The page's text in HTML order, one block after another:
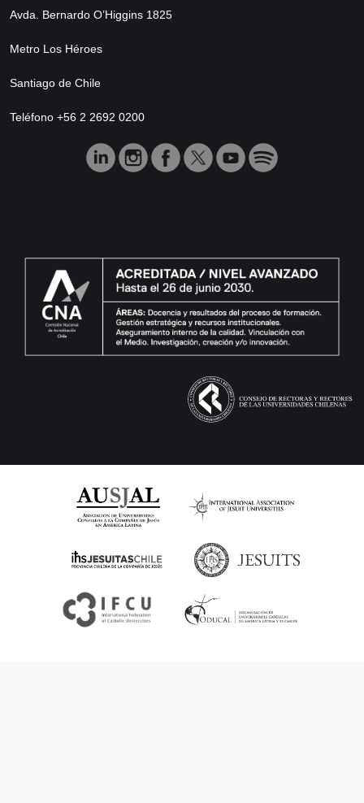
Avda. Bernardo O’Higgins 1825
Metro Los Héroes
Santiago de Chile
Teléfono +56 2 2692 0200